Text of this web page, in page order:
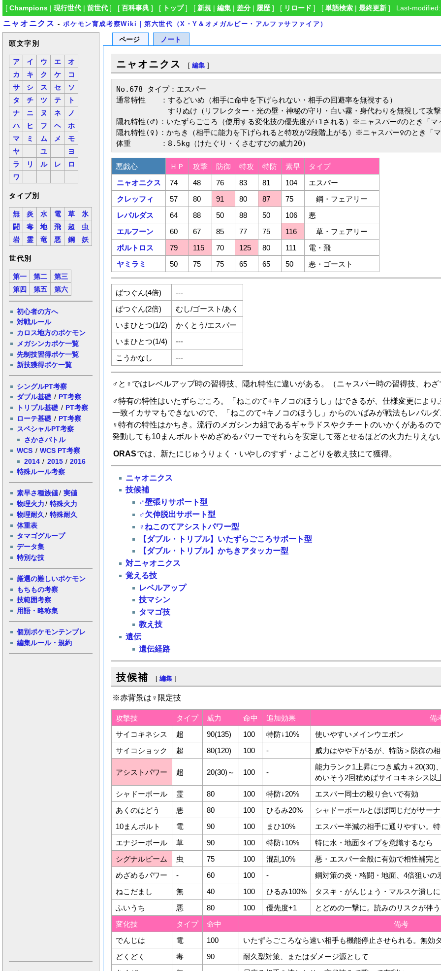
[ Champions | 現行世代| 前世代] [ 百科事典] [ トップ] [ 新規| 編集| 差分| 履歴] [ リロード ] [ 単語検索| 最終更新] Last-modified:
ニャオニクス - ポケモン育成考察Wiki｜第六世代（X・Y＆オメガルビー・アルファサファイア）
頭文字別
ア イ ウ エ
オ
カ
キ ク ケ
コ
サ
シ ス セ
ソ
タ
チ ツ テ
ト
ナ
ニ ヌ ネ
ノ
ハ
ヒ フ ヘ
ホ
マ
ミ ム メ
モ
ヤ
ユ
ヨ
ラ
リ ル レ
ロ
ワ
タイプ別
無 炎 水 電 草
氷
闘
毒 地 飛 超
虫
岩
霊 竜 悪 鋼 妖
世代別
第一 第二
第三
第四
第五 第六
初心者の方へ
対戦ルール
カロス地方のポケモン
メガシンカポケ一覧
先制技習得ポケ一覧
新技獲得ポケ一覧
シングルPT考察
ダブル基礎 / PT考察
トリプル基礎 / PT考察
ローテ基礎 / PT考察
スペシャルPT考察
さかさバトル
WCS / WCS PT考察
2014 / 2015 / 2016
特殊ルール考察
素早さ種族値/ 実値
物理火力/ 特殊火力
物理耐久 / 特殊耐久
体重表
タマゴグループ
データ集
特別な技
厳選の難しいポケモン
もちもの考察
技範囲考察
用語・略称集
個別ポケモンテンプレ
編集ルール・規約
ページ ノート
ニャオニクス [ 編集 ]
No.678 タイプ：エスパー
通常特性　　：するどいめ（相手に命中を下げられない・相手の回避率を無視する）
すりぬけ（リフレクター・光の壁・神秘の守り・白い霧・身代わりを無視して攻撃
隠れ特性(♂)：いたずらごころ（使用する変化技の優先度が+1される）※ニャスパー♂のとき「マ
隠れ特性(♀)：かちき（相手に能力を下げられると特攻が2段階上がる）※ニャスパー♀のとき「マ
体重　　　　：8.5kg（けたぐり・くさむすびの威力20）
悪戯心 ＨＰ 攻撃 防御 特攻 特防 素早
タイプ
ニャオニクス
74 48 76 83 81 104
エスパー
クレッフィ
57 80 91 80 87 75
鋼・フェアリー
レパルダス
64 88 50 88 50 106
悪
エルフーン
60 67 85 77 75 116
草・フェアリー
ボルトロス
79 115 70 125 80 111
電・飛
ヤミラミ
50 75 75 65 65 50 悪・ゴースト
ばつぐん(4倍)
---
ばつぐん(2倍)
むし/ゴースト/あく
いまひとつ(1/2)
かくとう/エスパー
いまひとつ(1/4)
---
こうかなし
---
♂と♀ではレベルアップ時の習得技、隠れ特性に違いがある。（ニャスパー時の習得技、わざ
♂特有の特性はいたずらごころ。「ねこのて+キノコのほうし」はできるが、仕様変更により
一致イカサマもできないので、「ねこのて+キノコのほうし」からのいばみが戦法もレパルダ
♀特有の特性はかちき。流行のメガシンカ組であるギャラドスやクチートのいかくがあるの
発動しても10まんボルトやめざめるパワーでそれらを安定して落とせるほどの火力たりえな
ORASでは、新たにじゅうりょく・いやしのすず・よこどりを教え技にて獲得。
ニャオニクス
技候補
♂壁張りサポート型
♂欠伸脱出サポート型
♀ねこのてアシストパワー型
【ダブル・トリプル】いたずらごころサポート型
【ダブル・トリプル】かちきアタッカー型
対ニャオニクス
覚える技
レベルアップ
技マシン
タマゴ技
教え技
遺伝
遺伝経路
技候補 [ 編集 ]
※赤背景は♀限定技
攻撃技 タイプ 威力 命中 追加効果
備
サイコキネシス
超 90(135) 100 特防↓10%
使いやすいメインウエポン
サイコショック
超 80(120) 100 - 威力はやや下がるが、特防＞防御の
アシストパワー 超 20(30)～ 100 -
能力ランク1上昇につき威力＋20(30)
めいそう2回積めばサイコキネシス以
シャドーボール
霊 80 100 特防↓20%
エスパー同士の殴り合いで有効
あくのはどう
悪 80 100 ひるみ20%
シャドーボールとほぼ同じだがサー
10まんボルト
電 90 100 まひ10%
エスパー半減の相手に通りやすい。
エナジーボール
草 90 100 特防↓10%
特に水・地面タイプを意識するなら
シグナルビーム
虫 75 100 混乱10%
悪・エスパー全般に有効で相性補完
めざめるパワー
- 60 100 -
鋼対策の炎・格闘・地面、4倍狙いの
ねこだまし
無 40 100 ひるみ100%
タスキ・がんじょう・マルスケ潰しに
ふいうち
悪 80 100 優先度+1
とどめの一撃に。読みのリスクが伴う
変化技
タイプ 命中
備考
でんじは
電 100
いたずらごころなら速い相手も機能停止させられる。無効
どくどく
毒 90
耐久型対策、またはダメージ源として